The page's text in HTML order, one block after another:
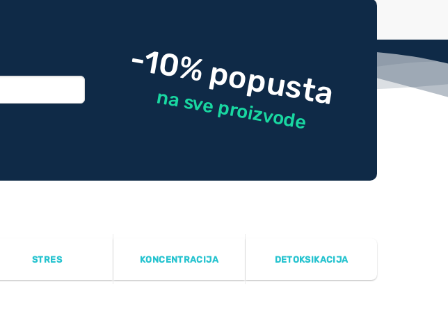
-10% popusta
na sve proizvode
STRES KONCENTRACIJA DETOKSIKACIJA